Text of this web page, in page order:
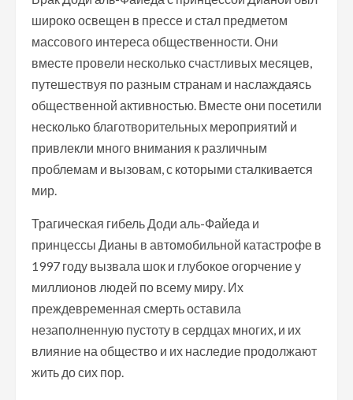
широко освещен в прессе и стал предметом
массового интереса общественности. Они
вместе провели несколько счастливых месяцев,
путешествуя по разным странам и наслаждаясь
общественной активностью. Вместе они посетили
несколько благотворительных мероприятий и
привлекли много внимания к различным
проблемам и вызовам, с которыми сталкивается
мир.
Трагическая гибель Доди аль-Файеда и
принцессы Дианы в автомобильной катастрофе в
1997 году вызвала шок и глубокое огорчение у
миллионов людей по всему миру. Их
преждевременная смерть оставила
незаполненную пустоту в сердцах многих, и их
влияние на общество и их наследие продолжают
жить до сих пор.